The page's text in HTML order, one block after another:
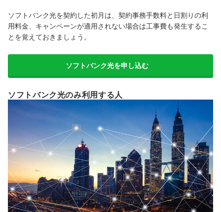
ソフトバンク光を契約した初月は、契約事務手数料と日割りの利
用料金、キャンペーンが適用されない場合は工事費も発生するこ
とを覚えておきましょう。
ソフトバンク光を申し込む
ソフトバンク光のみ利用する人